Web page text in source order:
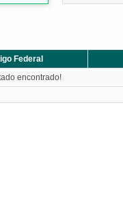
Federal
encontrado!